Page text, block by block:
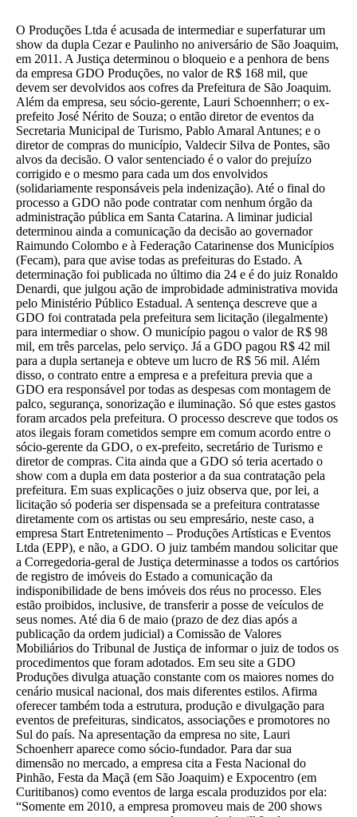
O Produções Ltda é acusada de intermediar e superfaturar um
show da dupla Cezar e Paulinho no aniversário de São Joaquim,
em 2011. A Justiça determinou o bloqueio e a penhora de bens
da empresa GDO Produções, no valor de R$ 168 mil, que
devem ser devolvidos aos cofres da Prefeitura de São Joaquim.
Além da empresa, seu sócio-gerente, Lauri Schoennherr; o ex-
prefeito José Nérito de Souza; o então diretor de eventos da
Secretaria Municipal de Turismo, Pablo Amaral Antunes; e o
diretor de compras do município, Valdecir Silva de Pontes, são
alvos da decisão. O valor sentenciado é o valor do prejuízo
corrigido e o mesmo para cada um dos envolvidos
(solidariamente responsáveis pela indenização). Até o final do
processo a GDO não pode contratar com nenhum órgão da
administração pública em Santa Catarina. A liminar judicial
determinou ainda a comunicação da decisão ao governador
Raimundo Colombo e à Federação Catarinense dos Municípios
(Fecam), para que avise todas as prefeituras do Estado. A
determinação foi publicada no último dia 24 e é do juiz Ronaldo
Denardi, que julgou ação de improbidade administrativa movida
pelo Ministério Público Estadual. A sentença descreve que a
GDO foi contratada pela prefeitura sem licitação (ilegalmente)
para intermediar o show. O município pagou o valor de R$ 98
mil, em três parcelas, pelo serviço. Já a GDO pagou R$ 42 mil
para a dupla sertaneja e obteve um lucro de R$ 56 mil. Além
disso, o contrato entre a empresa e a prefeitura previa que a
GDO era responsável por todas as despesas com montagem de
palco, segurança, sonorização e iluminação. Só que estes gastos
foram arcados pela prefeitura. O processo descreve que todos os
atos ilegais foram cometidos sempre em comum acordo entre o
sócio-gerente da GDO, o ex-prefeito, secretário de Turismo e
diretor de compras. Cita ainda que a GDO só teria acertado o
show com a dupla em data posterior a da sua contratação pela
prefeitura. Em suas explicações o juiz observa que, por lei, a
licitação só poderia ser dispensada se a prefeitura contratasse
diretamente com os artistas ou seu empresário, neste caso, a
empresa Start Entretenimento – Produções Artísticas e Eventos
Ltda (EPP), e não, a GDO. O juiz também mandou solicitar que
a Corregedoria-geral de Justiça determinasse a todos os cartórios
de registro de imóveis do Estado a comunicação da
indisponibilidade de bens imóveis dos réus no processo. Eles
estão proibidos, inclusive, de transferir a posse de veículos de
seus nomes. Até dia 6 de maio (prazo de dez dias após a
publicação da ordem judicial) a Comissão de Valores
Mobiliários do Tribunal de Justiça de informar o juiz de todos os
procedimentos que foram adotados. Em seu site a GDO
Produções divulga atuação constante com os maiores nomes do
cenário musical nacional, dos mais diferentes estilos. Afirma
oferecer também toda a estrutura, produção e divulgação para
eventos de prefeituras, sindicatos, associações e promotores no
Sul do país. Na apresentação da empresa no site, Lauri
Schoenherr aparece como sócio-fundador. Para dar sua
dimensão no mercado, a empresa cita a Festa Nacional do
Pinhão, Festa da Maçã (em São Joaquim) e Expocentro (em
Curitibanos) como eventos de larga escala produzidos por ela:
“Somente em 2010, a empresa promoveu mais de 200 shows